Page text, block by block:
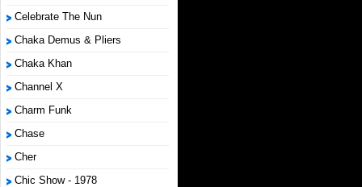
Celebrate The Nun
Chaka Demus & Pliers
Chaka Khan
Channel X
Charm Funk
Chase
Cher
Chic Show - 1978